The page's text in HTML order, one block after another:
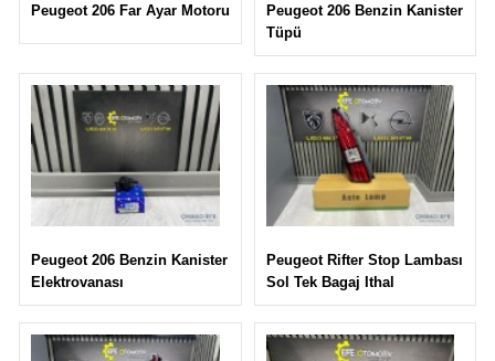
Peugeot 206 Far Ayar Motoru
Peugeot 206 Benzin Kanister
Tüpü
Peugeot 206 Benzin Kanister
Elektrovanası
Peugeot Rifter Stop Lambası
Sol Tek Bagaj Ithal